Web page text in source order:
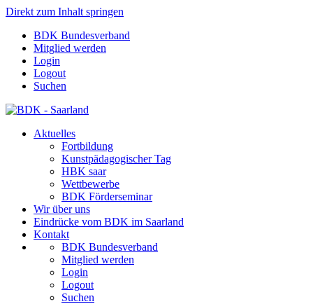
Direkt zum Inhalt springen
BDK Bundesverband
Mitglied werden
Login
Logout
Suchen
Aktuelles
Fortbildung
Kunstpädagogischer Tag
HBK saar
Wettbewerbe
BDK Förderseminar
Wir über uns
Eindrücke vom BDK im Saarland
Kontakt
BDK Bundesverband
Mitglied werden
Login
Logout
Suchen